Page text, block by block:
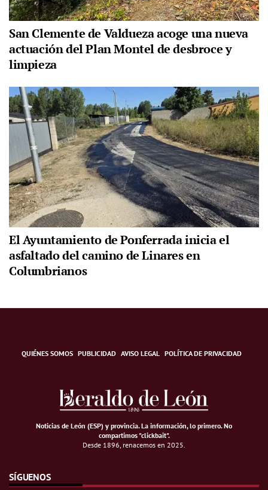
San Clemente de Valdueza acoge una nueva
actuación del Plan Montel de desbroce y
limpieza
El Ayuntamiento de Ponferrada inicia el
asfaltado del camino de Linares en
Columbrianos
QUIÉNES SOMOS PUBLICIDAD AVISO LEGAL POLÍTICA DE PRIVACIDAD
Noticias de León (ESP) y provincia. La información, lo primero.No
compartimos "clickbait".
Desde 1896, renacemos en 2025.
SÍGUENOS